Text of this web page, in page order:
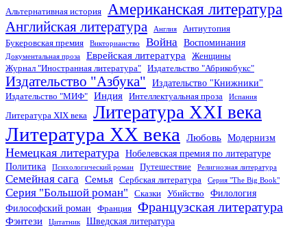
Альтернативная история Американская литература
Английская литература Англия
Антиутопия
Букеровская премия
Викторианство Война Воспоминания
Документальная проза Еврейская литература
Женщины
Журнал "Иностранная литература"
Издательство "Абрикобукс"
Издательство "Азбука" Издательство "Книжники"
Издательство "МИФ" Индия Интеллектуальная проза Испания
Литература XIX века Литература XXI века
Литература XX века Любовь Модернизм
Немецкая литература Нобелевская премия по литературе
Политика
Психологический роман Путешествие Религиозная литература
Семейная сага Семья Сербская литература Серия "The Big Book"
Серия "Большой роман" Сказки Убийство
Филология
Философский роман
Франция Французская литература
Фэнтези Цитатник Шведская литература